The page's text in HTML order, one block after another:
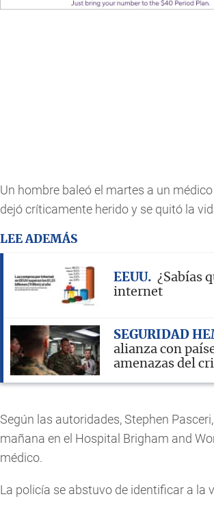
Un hombre baleó el martes a un
dejó críticamente herido y se quitó la
LEE ADEMÁS
EEUU
¿Sabías
internet
SEGURIDAD
alianza con
amenazas del
Según las autoridades, Stephen
mañana en el Hospital Brigham and
médico.
La policía se abstuvo de identificar a la